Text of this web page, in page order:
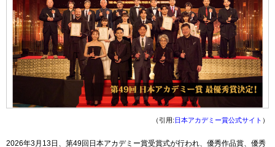
（引用:日本アカデミー賞公式サイト ）
2026年3月13日、第49回日本アカデミー賞受賞式が行われ、優秀作品賞、優秀